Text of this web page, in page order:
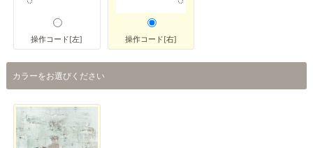
操作コード[左] 操作コード[右]
カラーをお選びください